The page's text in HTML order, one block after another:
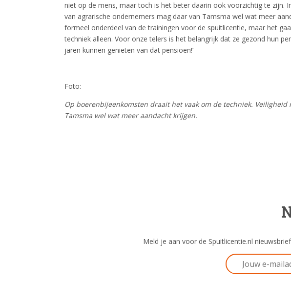
niet op de mens, maar toch is het beter daarin ook voorzichtig te zijn.
van agrarische ondernemers mag daar van Tamsma wel wat meer
formeel onderdeel van de trainingen voor de spuitlicentie, maar het
techniek alleen. Voor onze telers is het belangrijk dat ze gezond hun
jaren kunnen genieten van dat pensioen!’
Foto:
Op boerenbijeenkomsten draait het vaak om de techniek. Veiligheid
Tamsma wel wat meer aandacht krijgen.
Meld je aan voor de Spuitlicentie.nl